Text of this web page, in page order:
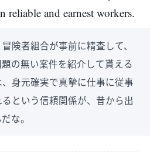
and earnest workers.
険者組合が事前に精査して、
の無い案件を紹介して貰える
身元確実で真摯に仕事に従事
という信頼関係が、昔から出
な。